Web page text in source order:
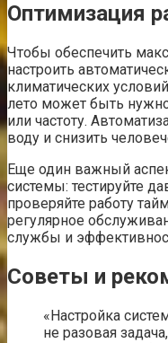
Оптимизация
Чтобы обеспечить
настроить
климатических
лето может быть
или частоту.
воду и снизить
Еще один важный
системы: тестируйте
проверяйте работу
регулярное
службы и
Советы и
«Настройка
не разовая